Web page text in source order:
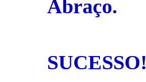
Abraço.
SUCESSO!